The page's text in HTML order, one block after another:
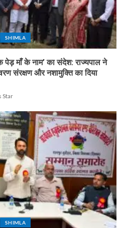
SHIMLA
पेड़ माँ के नाम’ का संदेश: राज्यपाल ने
संरक्षण और नशामुक्ति का दिया
Star
SHIMLA